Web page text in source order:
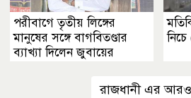
পরীবাগে তৃতীয় লিঙ্গের
মানুষের সঙ্গে বাগবিতণ্ডার
ব্যাখ্যা দিলেন জুবায়ের
নিচে
রাজধানী এর